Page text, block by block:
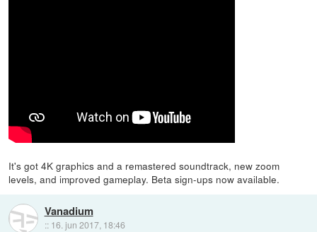
It's got 4K graphics and a remastered soundtrack, new zoom
levels, and improved gameplay. Beta sign-ups now available.
Vanadium
:: 16. jun 2017, 18:46